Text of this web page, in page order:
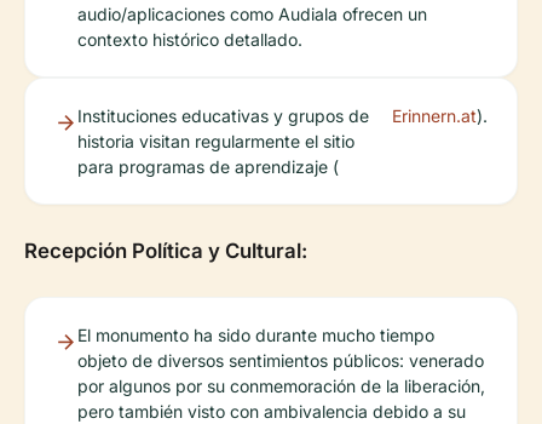
audio/aplicaciones como Audiala ofrecen un
contexto histórico detallado.
Instituciones educativas y grupos de
historia visitan regularmente el sitio
para programas de aprendizaje (
Erinnern.at).
Recepción Política y Cultural:
El monumento ha sido durante mucho tiempo
objeto de diversos sentimientos públicos: venerado
por algunos por su conmemoración de la liberación,
pero también visto con ambivalencia debido a su